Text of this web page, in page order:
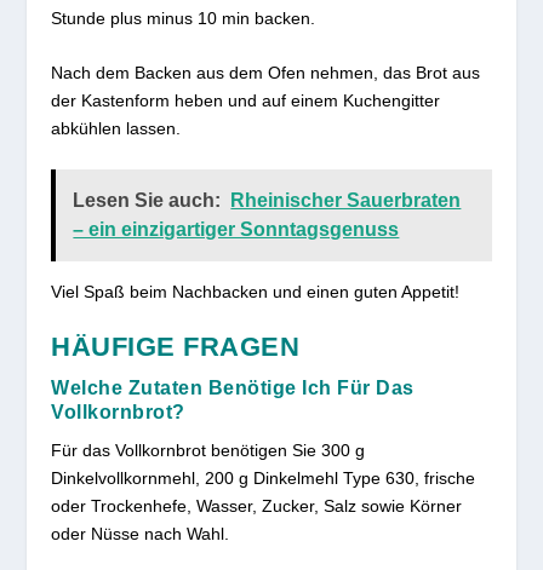
Stunde plus minus 10 min backen.
Nach dem Backen aus dem Ofen nehmen, das Brot aus
der Kastenform heben und auf einem Kuchengitter
abkühlen lassen.
Lesen Sie auch:
Rheinischer Sauerbraten
– ein einzigartiger Sonntagsgenuss
Viel Spaß beim Nachbacken und einen guten Appetit!
HÄUFIGE FRAGEN
Welche Zutaten Benötige Ich Für Das
Vollkornbrot?
Für das Vollkornbrot benötigen Sie 300 g
Dinkelvollkornmehl, 200 g Dinkelmehl Type 630, frische
oder Trockenhefe, Wasser, Zucker, Salz sowie Körner
oder Nüsse nach Wahl.